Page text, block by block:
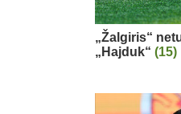
„Žalgiris“
„Hajduk“ (15)